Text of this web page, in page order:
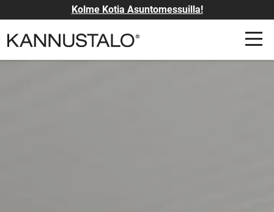
Kolme Kotia Asuntomessuilla!